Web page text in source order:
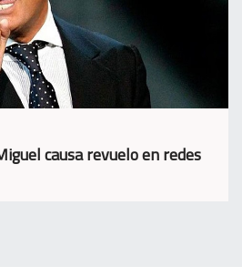
causa revuelo en redes